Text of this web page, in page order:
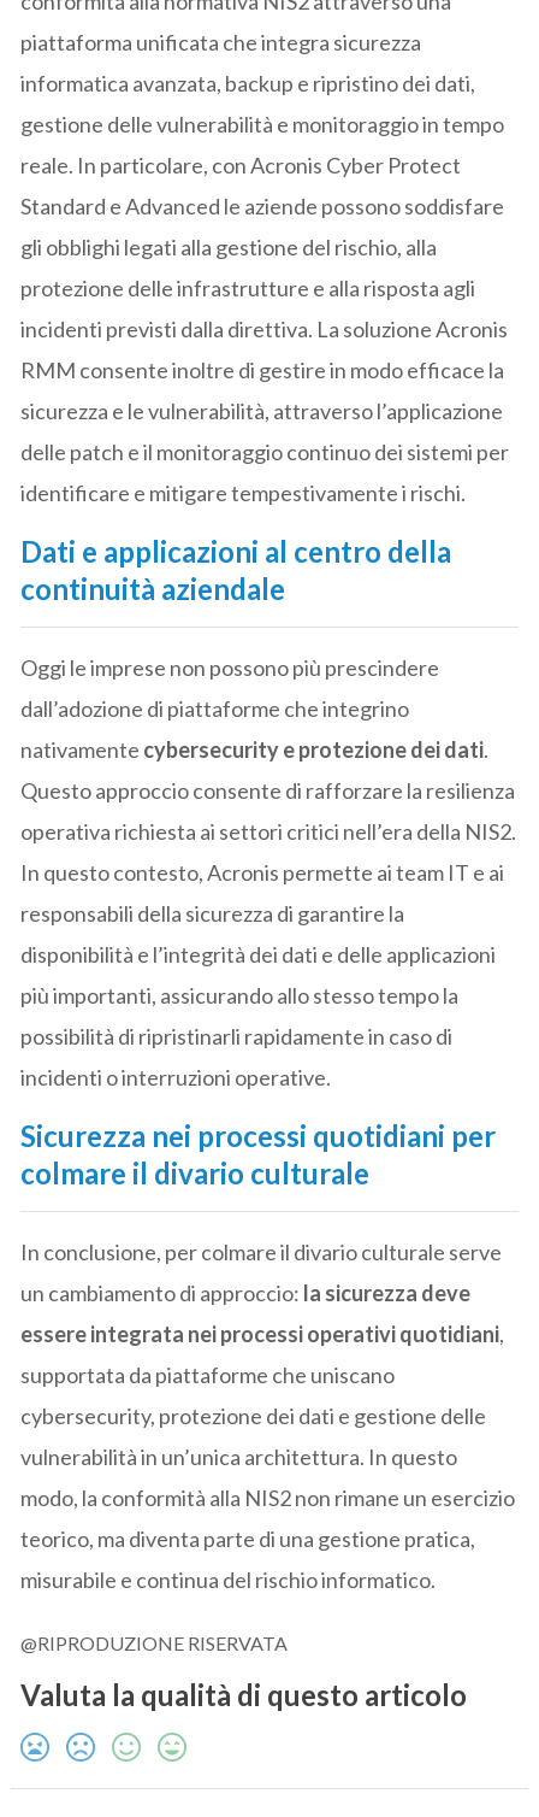
piattaforma unificata che integra sicurezza
informatica avanzata, backup e ripristino dei dati,
gestione delle vulnerabilità e monitoraggio in tempo
reale. In particolare, con Acronis Cyber Protect
Standard e Advanced le aziende possono soddisfare
gli obblighi legati alla gestione del rischio, alla
protezione delle infrastrutture e alla risposta agli
incidenti previsti dalla direttiva. La soluzione Acronis
RMM consente inoltre di gestire in modo efficace la
sicurezza e le vulnerabilità, attraverso l’applicazione
delle patch e il monitoraggio continuo dei sistemi per
identificare e mitigare tempestivamente i rischi.
Dati e applicazioni al centro della
continuità aziendale
Oggi le imprese non possono più prescindere
dall’adozione di piattaforme che integrino
nativamente cybersecurity e protezione dei dati.
Questo approccio consente di rafforzare la resilienza
operativa richiesta ai settori critici nell’era della NIS2.
In questo contesto, Acronis permette ai team IT e ai
responsabili della sicurezza di garantire la
disponibilità e l’integrità dei dati e delle applicazioni
più importanti, assicurando allo stesso tempo la
possibilità di ripristinarli rapidamente in caso di
incidenti o interruzioni operative.
Sicurezza nei processi quotidiani per
colmare il divario culturale
In conclusione, per colmare il divario culturale serve
un cambiamento di approccio: la sicurezza deve
essere integrata nei processi operativi quotidiani,
supportata da piattaforme che uniscano
cybersecurity, protezione dei dati e gestione delle
vulnerabilità in un’unica architettura. In questo
modo, la conformità alla NIS2 non rimane un esercizio
teorico, ma diventa parte di una gestione pratica,
misurabile e continua del rischio informatico.
@RIPRODUZIONE RISERVATA
Valuta la qualità di questo articolo